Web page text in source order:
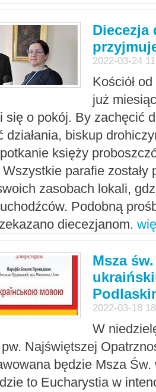
Diecezja
2022-03-24
Kościół
już
się o pokój. By zachęcić
działania, biskup
księży
parafie zostały
zasobach lokali,
Podobną
diecezjanom.
Msza
2022-03-18
W
Najświętszej
będzie Msza Św.
to Eucharystia w